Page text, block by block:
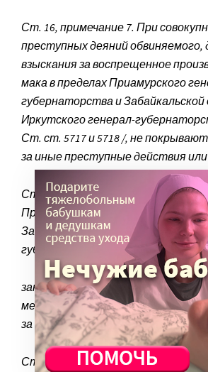
Ст. 16, примечание 7. При
преступных деяний
взыскания за воспрещенное
мака в пределах Приамурского
губернаторства и
Иркутского генерал-
Ст. ст. 5717 и 5718 /, не
за иные преступные действия
Ст. 5717, за производство мака в
Приамурского генерал-
Забайкальской области,
губернаторства, виновные
заключению в тюрьме на срок от
месяцев и денежному взысканию в
за каждую десятину или часть
Ст. 5718. Указанному в